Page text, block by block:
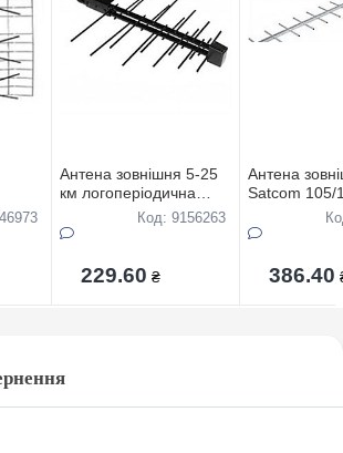
Антена зовнiшня 5-25
км логоперiодична
Код: 9156263
229.60 ₴
Антена
Satcom 105/
386.40